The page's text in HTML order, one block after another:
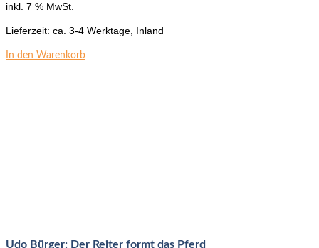
inkl. 7 % MwSt.
Lieferzeit: ca. 3-4 Werktage, Inland
In den Warenkorb
Udo Bürger: Der Reiter formt das Pferd